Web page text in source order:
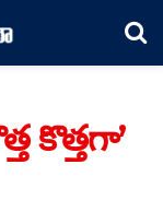
కొత్తగా’